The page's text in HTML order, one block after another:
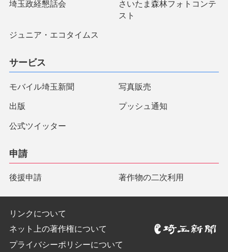
埼玉政経懇話会
さいたま森林フォトコンテ
スト
ジュニア・エコタイムス
サービス
モバイル埼玉新聞 写真販売
出版 プッシュ通知
公式ツイッター
申請
後援申請 著作物の二次利用
リンクについて
ネット上の著作権について
プライバシーポリシーについて